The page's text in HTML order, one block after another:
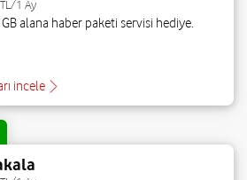
1 Ay
GB alana haber paketi servisi hediye.
incele